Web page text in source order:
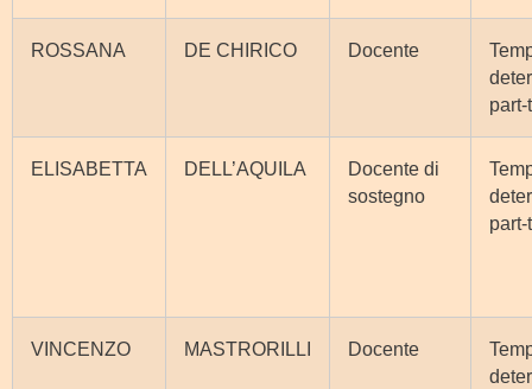
ROSSANA DE CHIRICO Docente
part-
ELISABETTA DELL’AQUILA
Docente di
sostegno
part-
VINCENZO MASTRORILLI Docente